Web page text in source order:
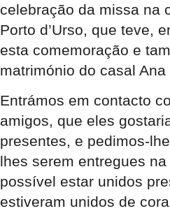
celebração da missa na
Porto d’Urso, que teve,
esta comemoração e
matrimónio do casal
Entrámos em contacto
amigos, que eles
presentes, e pedimos-
lhes serem entregues
possível estar unidos
estiveram unidos de